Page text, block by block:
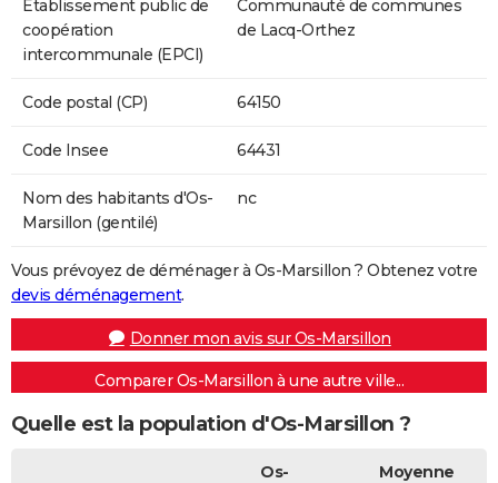
Etablissement public de
coopération
intercommunale (EPCI)
Communauté de communes
de Lacq-Orthez
Code postal (CP) 64150
Code Insee 64431
Nom des habitants d'Os-
Marsillon (gentilé)
nc
Vous prévoyez de déménager à Os-Marsillon ? Obtenez votre
devis déménagement.
Donner mon avis sur Os-Marsillon
Comparer Os-Marsillon à une autre ville...
Quelle est la population d'Os-Marsillon ?
Os-
Moyenne